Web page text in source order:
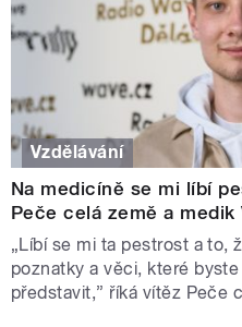
Vzdělávání
Na medicíně se mi líbí
Peče celá země a medik
„Líbí se mi ta pestrost a to,
poznatky a věci, které
představit,” říká vítěz Peče